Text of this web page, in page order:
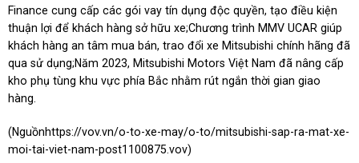
Finance cung cấp các gói vay tín dụng độc quyền, tạo điều kiện
thuận lợi để khách hàng sở hữu xe;Chương trình MMV UCAR giúp
khách hàng an tâm mua bán, trao đổi xe Mitsubishi chính hãng đã
qua sử dụng;Năm 2023, Mitsubishi Motors Việt Nam đã nâng cấp
kho phụ tùng khu vực phía Bắc nhằm rút ngắn thời gian giao
hàng.
(Nguồnhttps://vov.vn/o-to-xe-may/o-to/mitsubishi-sap-ra-mat-xe-
moi-tai-viet-nam-post1100875.vov)